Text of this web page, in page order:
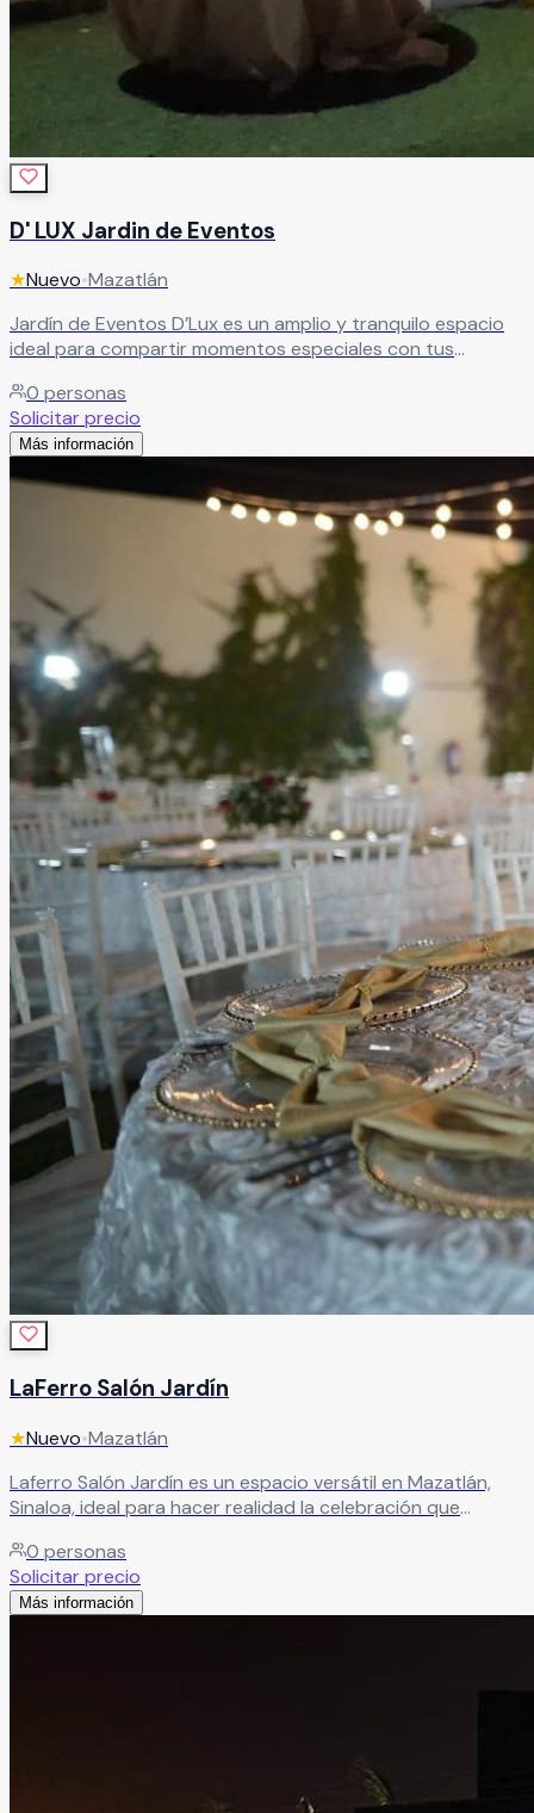
D' LUX Jardin de Eventos
★Nuevo•Mazatlán
Jardín de Eventos D’Lux es un amplio y tranquilo espacio
ideal para compartir momentos especiales con tus
únicas en un ambiente relajado y acogedor. Ofrece
servicios completos y paquetes que se adaptan a tus
gustos y necesidades, asegurando que tu evento sea
exactamente como lo has imaginado
0 personas
Solicitar precio
Más información
LaFerro Salón Jardín
★Nuevo•Mazatlán
Laferro Salón Jardín es un espacio versátil en Mazatlán,
Sinaloa, ideal para hacer realidad la celebración que
diseñados para brindarte una experiencia inolvidable,
permitiéndote disfrutar cada momento junto a tus seres
queridos en un ambiente especial y lleno de encanto.
0 personas
Solicitar precio
Más información